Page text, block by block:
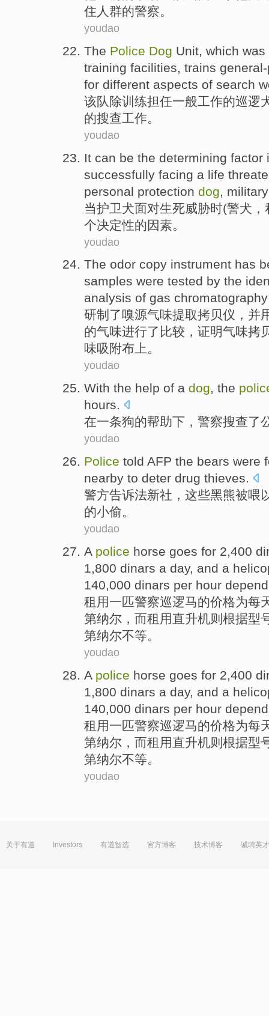
住 人群的警察。
youdao
The Police Dog Unit, which
training facilities, trains
for different aspects of search
该队 除训练担任一般工作的巡逻
的搜查工作。
youdao
It can be the determining factor
successfully facing a life
personal protection dog ,
当护卫犬面对生死威胁时(警犬，
个决定性的因素 。
youdao
The odor copy instrument has
samples were tested by the
analysis of gas chromatography
研制 了嗅源气味提取拷贝仪 ，并
的气味进行了比较， 证明气味拷
味吸附布上。
youdao
With the help of a dog, the
hours.
在一条狗的帮助下 ， 警察搜查了
youdao
Police told AFP the bears were
nearby to deter drug thieves.
警方告诉法新社 ， 这些黑熊被喂
的小偷。
youdao
A police horse goes for 2,400
1,800 dinars a day, and a
140,000 dinars per hour
租用一匹警察巡逻马的价格为每
第纳尔， 而租用直升机则根据型
第纳尔不等。
youdao
A police horse goes for 2,400
1,800 dinars a day, and a
140,000 dinars per hour
租用一匹警察巡逻马的价格为每
第纳尔， 而租用直升机则根据型
第纳尔不等。
youdao
关于有道 Investors 有道智选 官方博客 技术博客 诚聘英才